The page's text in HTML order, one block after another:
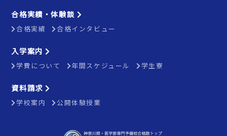
合格実績・体験談
合格実績 合格インタビュー
入学案内
学費について 年間スケジュール 学生寮
資料請求
学校案内 公開体験授業